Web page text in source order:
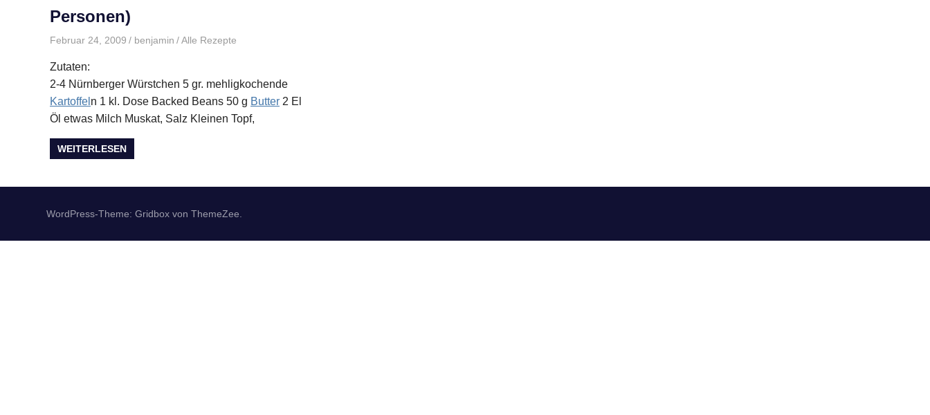
Personen)
Februar 24, 2009 benjamin Alle Rezepte
Zutaten:
2-4 Nürnberger Würstchen 5 gr. mehligkochende
Kartoffel n 1 kl. Dose Backed Beans 50 g Butter 2 El
Öl etwas Milch Muskat, Salz Kleinen Topf,
WEITERLESEN
WordPress-Theme: Gridbox von ThemeZee.